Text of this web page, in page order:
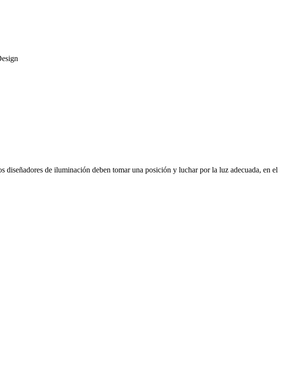
diseñadores de iluminación deben tomar una posición y luchar por la luz adecuada, en el